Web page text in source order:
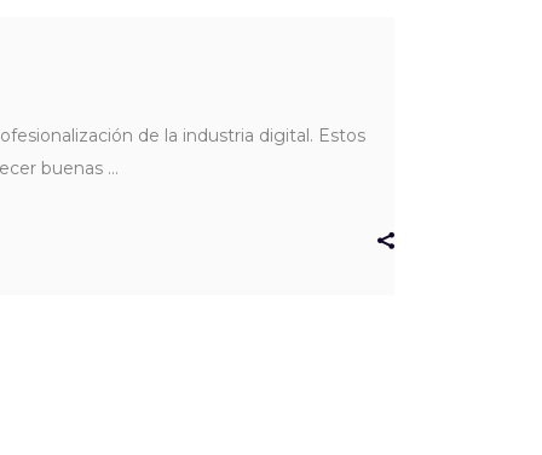
de la industria digital. Estos
buenas